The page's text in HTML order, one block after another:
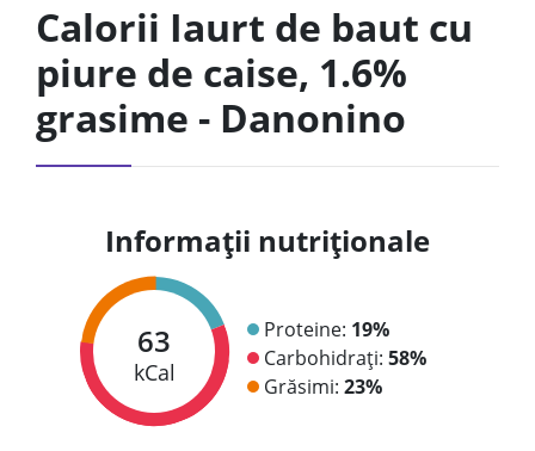
Calorii Iaurt de baut cu
piure de caise, 1.6%
grasime - Danonino
Informații nutriționale
63
kCal
Proteine: 19%
Carbohidrați: 58%
Grăsimi: 23%